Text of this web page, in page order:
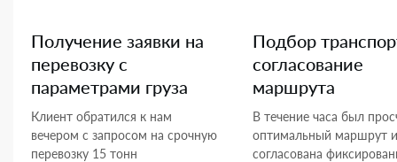
Получение заявки на
перевозку с
параметрами груза
Клиент обратился к нам
вечером с запросом на срочную
перевозку 15 тонн
Подбор
согласование
маршрута
В течение часа был
оптимальный маршрут и
согласована